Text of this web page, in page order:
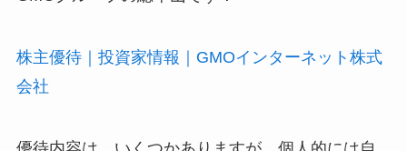
株主優待｜投資家情報｜GMOインターネット株式
会社